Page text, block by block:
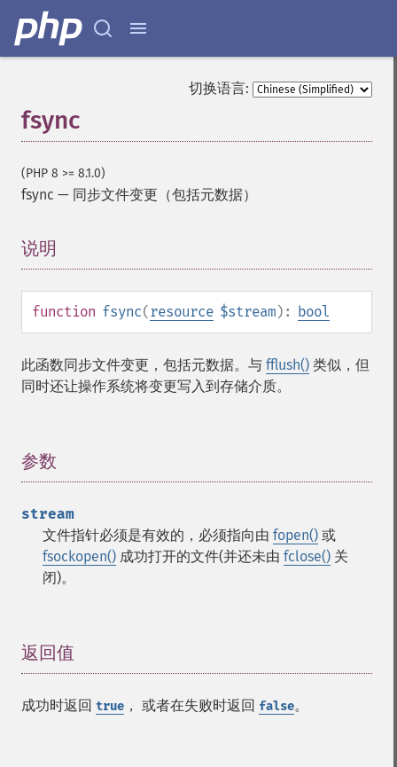
切换语言:
fsync
(PHP 8 >= 8.1.0)
fsync — 同步文件变更（包括元数据）
说明
function fsync(resource $stream): bool
此函数同步文件变更，包括元数据。与 fflush() 类似，但
同时还让操作系统将变更写入到存储介质。
参数
stream
文件指针必须是有效的，必须指向由 fopen() 或
fsockopen() 成功打开的文件(并还未由 fclose() 关
闭)。
返回值
成功时返回 true ， 或者在失败时返回 false。